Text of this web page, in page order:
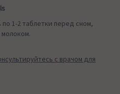
1-2 таблетки перед сном,
с врачом для